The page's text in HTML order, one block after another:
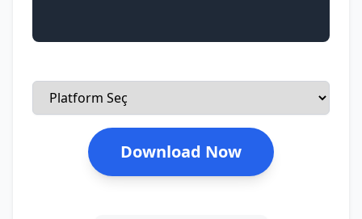
Download Now